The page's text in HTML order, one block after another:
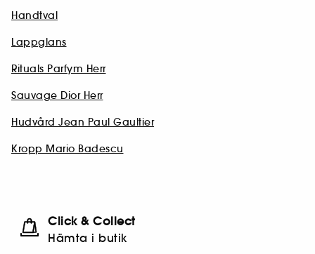
Handtval
Lappglans
Rituals Parfym Herr
Sauvage Dior Herr
Hudvård Jean Paul Gaultier
Kropp Mario Badescu
Click & Collect
Hämta i butik​